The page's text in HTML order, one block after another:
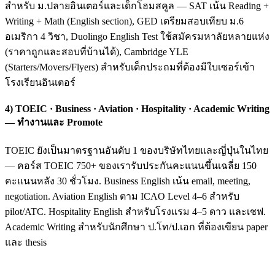
สำหรับ ม.ปลายอินเตอร์และเด็กโฮมสคูล — SAT เน้น Reading +
Writing + Math (English section), GED เตรียมสอบเทียบ ม.6
อเมริกา 4 วิชา, Duolingo English Test ใช้สมัครมหาลัยหลายแห่ง
(ราคาถูกและสอบที่บ้านได้), Cambridge YLE
(Starters/Movers/Flyers) สำหรับเด็กประถมที่ต้องมีใบเซอร์เข้า
โรงเรียนอินเตอร์
4) TOEIC · Business · Aviation · Hospitality · Academic Writing
— ทำงานและ Promote
TOEIC ยังเป็นมาตรฐานอันดับ 1 ของบริษัทไทยและญี่ปุ่นในไทย
— คอร์ส TOEIC 750+ ของเรารับประกันคะแนนขึ้นเฉลี่ย 150
คะแนนหลัง 30 ชั่วโมง. Business English เน้น email, meeting,
negotiation. Aviation English ตาม ICAO Level 4–6 สำหรับ
pilot/ATC. Hospitality English สำหรับโรงแรม 4–5 ดาว และเชฟ.
Academic Writing สำหรับนักศึกษา ป.โท/ป.เอก ที่ต้องเขียน paper
และ thesis